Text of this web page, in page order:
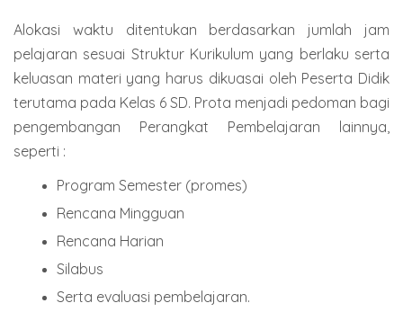
Alokasi waktu ditentukan berdasarkan jumlah jam
pelajaran sesuai Struktur Kurikulum yang berlaku serta
keluasan materi yang harus dikuasai oleh Peserta Didik
terutama pada Kelas 6 SD. Prota menjadi pedoman bagi
pengembangan Perangkat Pembelajaran lainnya,
seperti :
Program Semester (promes)
Rencana Mingguan
Rencana Harian
Silabus
Serta evaluasi pembelajaran.